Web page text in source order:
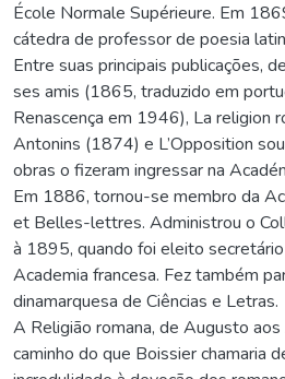
École Normale Supérieure. Em
cátedra de professor de poesia
Entre suas principais publicações,
ses amis (1865, traduzido em
Renascença em 1946), La religion
Antonins (1874) e L’Opposition
obras o fizeram ingressar na
Em 1886, tornou-se membro da
et Belles-lettres. Administrou o
à 1895, quando foi eleito
Academia francesa. Fez também
dinamarquesa de Ciências e Letras.
A Religião romana, de Augusto
caminho do que Boissier chamaria